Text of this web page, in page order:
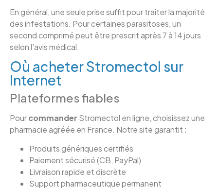
En général, une seule prise suffit pour traiter la majorité
des infestations. Pour certaines parasitoses, un
second comprimé peut être prescrit après 7 à 14 jours
selon l’avis médical.
Où acheter Stromectol sur
Internet
Plateformes fiables
Pourcommander Stromectol en ligne, choisissez une
pharmacie agréée en France. Notre site garantit :
Produits génériques certifiés
Paiement sécurisé (CB, PayPal)
Livraison rapide et discrète
Support pharmaceutique permanent